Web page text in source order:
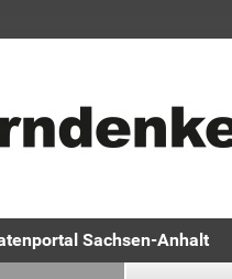
Sachsen-Anhalt